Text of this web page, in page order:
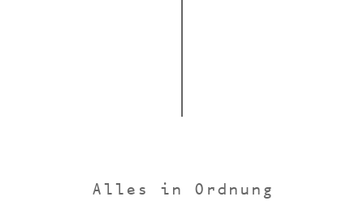
Alles in Ordnung